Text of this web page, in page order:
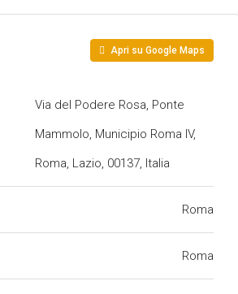
Apri su Google Maps
Via del Podere Rosa, Ponte
Mammolo, Municipio Roma IV,
Roma, Lazio, 00137, Italia
Roma
Roma